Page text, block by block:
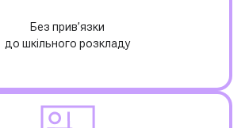
Без прив’язки
до шкільного розкладу